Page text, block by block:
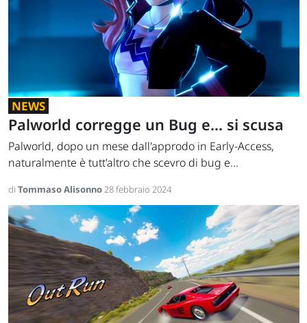
NEWS
Palworld corregge un Bug e... si scusa
Palworld, dopo un mese dall'approdo in Early-Access,
naturalmente è tutt'altro che scevro di bug e...
di Tommaso Alisonno28 febbraio 2024